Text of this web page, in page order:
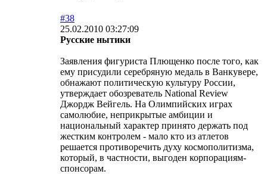
#38
25.02.2010 03:27:09
Русские нытики
Заявления фигуриста Плющенко после того, как
ему присудили серебряную медаль в Ванкувере,
обнажают политическую культуру России,
утверждает обозреватель National Review
Джордж Вейгель. На Олимпийских играх
самолюбие, неприкрытые амбиции и
национальный характер принято держать под
жестким контролем - мало кто из атлетов
решается противоречить духу космополитизма,
который, в частности, выгоден корпорациям-
спонсорам.